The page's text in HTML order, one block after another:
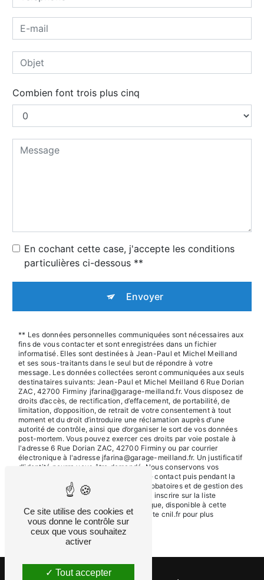
Combien font trois plus cinq
En cochant cette case, j'accepte les conditions
particulières ci-dessous **
Envoyer
** Les données personnelles communiquées sont nécessaires aux
fins de vous contacter et sont enregistrées dans un fichier
informatisé. Elles sont destinées à Jean-Paul et Michel Meilland
et ses sous-traitants dans le seul but de répondre à votre
message. Les données collectées seront communiquées aux seuls
destinataires suivants: Jean-Paul et Michel Meilland 6 Rue Dorian
ZAC, 42700 Firminy jfarina@garage-meilland.fr. Vous disposez de
droits d’accès, de rectification, d’effacement, de portabilité, de
limitation, d’opposition, de retrait de votre consentement à tout
moment et du droit d’introduire une réclamation auprès d’une
autorité de contrôle, ainsi que d’organiser le sort de vos données
post-mortem. Vous pouvez exercer ces droits par voie postale à
l'adresse 6 Rue Dorian ZAC, 42700 Firminy ou par courrier
électronique à l'adresse jfarina@garage-meilland.fr. Un justificatif
d'identité pourra vous être demandé. Nous conservons vos
données pendant la période de prise de contact puis pendant la
durée de prescription légale aux fins probatoires et de gestion des
contentieux. Vous avez le droit de vous inscrire sur la liste
d'opposition au démarchage téléphonique, disponible à cette
adresse:Bloctel.gouv.fr. Consultez le site cnil.fr pour plus
d’informations sur vos droits.
Ce site utilise des cookies et
vous donne le contrôle sur
ceux que vous souhaitez
activer
Tout accepter